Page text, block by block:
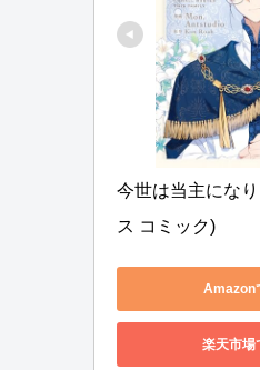
今世は当主にな
ス コミック)
Amazon
楽天市場